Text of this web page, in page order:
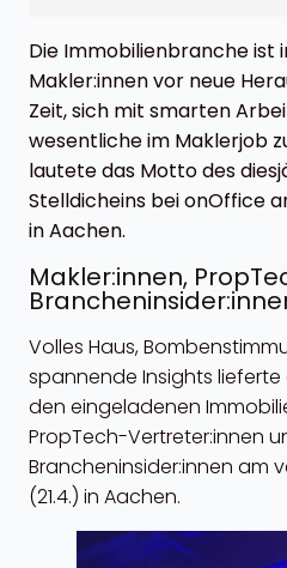
Die Immobilienbranche ist
Makler:innen vor neue
Zeit, sich mit smarten
wesentliche im Maklerjob
lautete das Motto des
Stelldicheins bei onOffice
in Aachen.
Makler:innen,
Volles Haus,
spannende Insights lieferte
den eingeladenen
PropTech-Vertreter:innen
Brancheninsider:innen am
(21.4.) in Aachen.